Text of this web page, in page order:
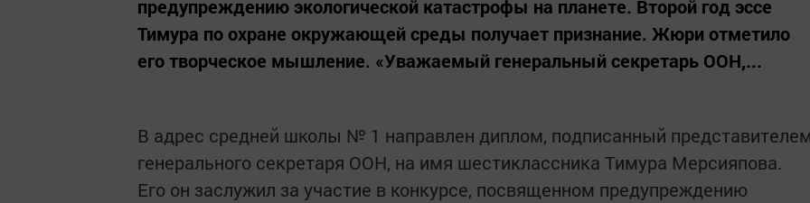
предупреждению экологической катастрофы на планете. Второй год эссе
Тимура по охране окружающей среды получает признание. Жюри отметило
его творческое мышление. «Уважаемый генеральный секретарь ООН,...
В адрес средней школы № 1 направлен диплом, подписанный
генерального секретаря ООН, на имя шестиклассника Тимура Мерсияпова.
Его он заслужил за участие в конкурсе, посвященном предупреждению